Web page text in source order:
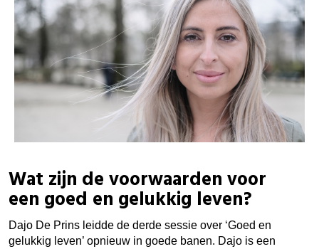
Wat zijn de voorwaarden voor
een goed en gelukkig leven?
Dajo De Prins leidde de derde sessie over ‘Goed en
gelukkig leven’ opnieuw in goede banen. Dajo is een